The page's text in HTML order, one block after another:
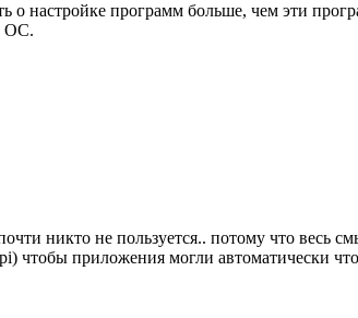
о настройке программ больше, чем эти
ОС.
никто не пользуется.. потому что
чтобы приложения могли автоматически